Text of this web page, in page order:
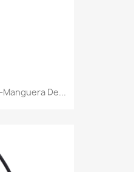
De...